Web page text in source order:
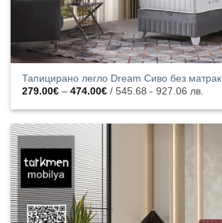
Тапицирано легло Dream Сиво без матрак
279.00€ – 474.00€Price
279.00€
474.00€
/ 545.68 - 927.06 лв.